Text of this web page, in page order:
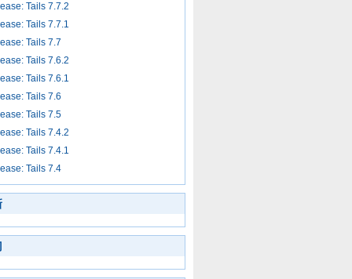
Tails 7.7.2
Tails 7.7.1
Tails 7.7
Tails 7.6.2
Tails 7.6.1
Tails 7.6
Tails 7.5
Tails 7.4.2
Tails 7.4.1
Tails 7.4